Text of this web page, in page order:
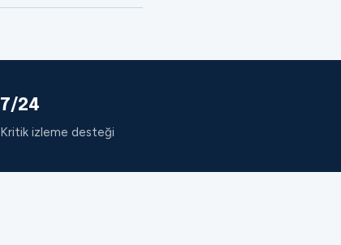
7/24
Kritik izleme desteği